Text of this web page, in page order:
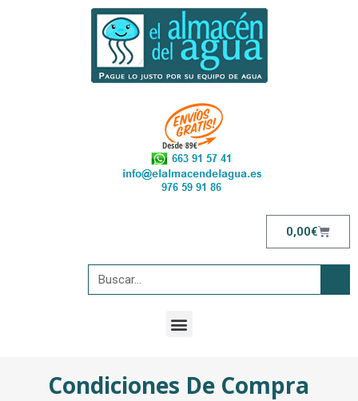
0,00€
Condiciones De Compra